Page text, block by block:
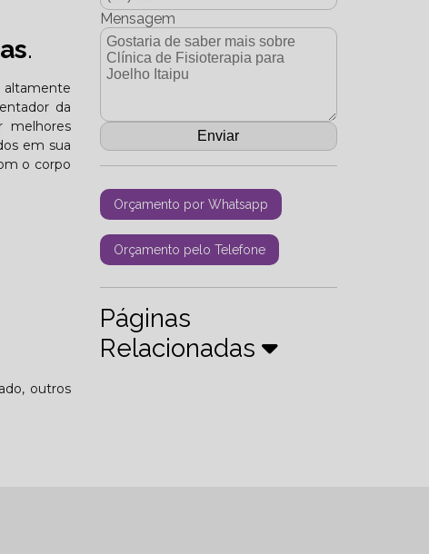
.
altamente
da
melhores
em sua
o corpo
outros
Mensagem
Orçamento por Whatsapp
Orçamento pelo Telefone
Páginas
Relacionadas